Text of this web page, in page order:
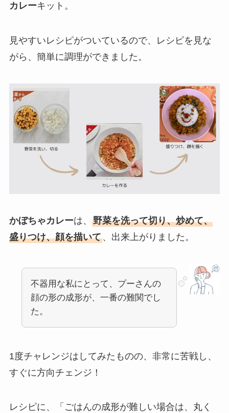
カレーキット。
見やすいレシピがついているので、レシピを見な
がら、簡単に調理ができました。
かぼちゃカレーは、 野菜を洗って切り、炒めて、
盛りつけ、顔を描いて、出来上がりました。
不器用な私にとって、プーさんの
顔の形の成形が、一番の難関でし
た。
1度チャレンジはしてみたものの、非常に苦戦し、
すぐに方向チェンジ！
レシピに、「ごはんの成形が難しい場合は、丸く